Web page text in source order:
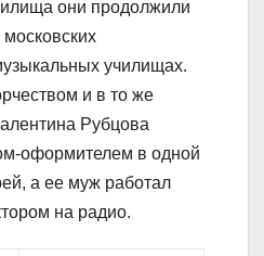
они продолжили
училищах.
и в то же
Рубцова
оформителем в одной
а ее муж работал
на радио.